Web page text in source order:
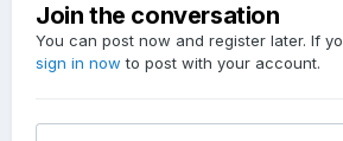
Join the conversation
You can post now and register later. If
sign in now to post with your account.